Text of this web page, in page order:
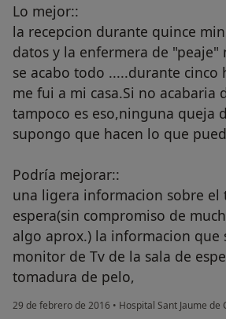
Lo mejor::
la recepcion durante quince
datos y la enfermera de "peaje"
se acabo todo .....durante cinco
me fui a mi casa.Si no acabaria
tampoco es eso,ninguna queja
supongo que hacen lo que
Podría mejorar::
una ligera informacion sobre el
espera(sin compromiso de
algo aprox.) la informacion que
monitor de Tv de la sala de
tomadura de pelo,
29 de febrero de 2016 • Hospital Sant Jaume de